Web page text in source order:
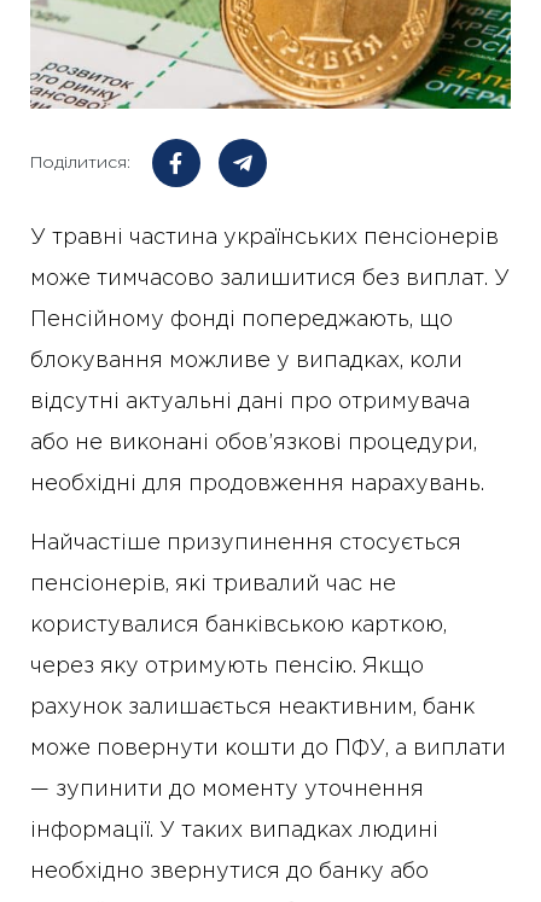
Поділитися:
У травні частина українських пенсіонерів
може тимчасово залишитися без виплат. У
Пенсійному фонді попереджають, що
блокування можливе у випадках, коли
відсутні актуальні дані про отримувача
або не виконані обов’язкові процедури,
необхідні для продовження нарахувань.
Найчастіше призупинення стосується
пенсіонерів, які тривалий час не
користувалися банківською карткою,
через яку отримують пенсію. Якщо
рахунок залишається неактивним, банк
може повернути кошти до ПФУ, а виплати
— зупинити до моменту уточнення
інформації. У таких випадках людині
необхідно звернутися до банку або